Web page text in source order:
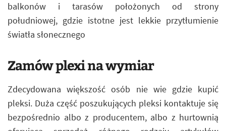
balkonów i tarasów położonych od strony
południowej, gdzie istotne jest lekkie przytłumienie
światła słonecznego
Zamów plexi na wymiar
Zdecydowana większość osób nie wie gdzie kupić
pleksi. Duża część poszukujących pleksi kontaktuje się
bezpośrednio albo z producentem, albo z hurtownią